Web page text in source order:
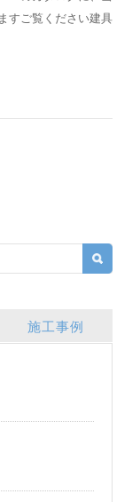
すご覧ください建具
施工事例